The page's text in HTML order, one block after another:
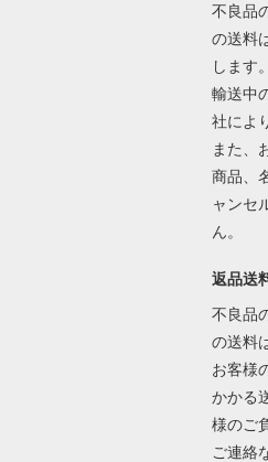
不良品
の送料
します。
輸送中
社によ
また、
商品、
ャンセ
ん。
返品送
不良品
の送料
お客様
かかる
様のご
ご連絡